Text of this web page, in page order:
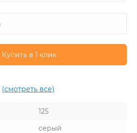
Купить в 1 клик
(смотреть все)
125
серый